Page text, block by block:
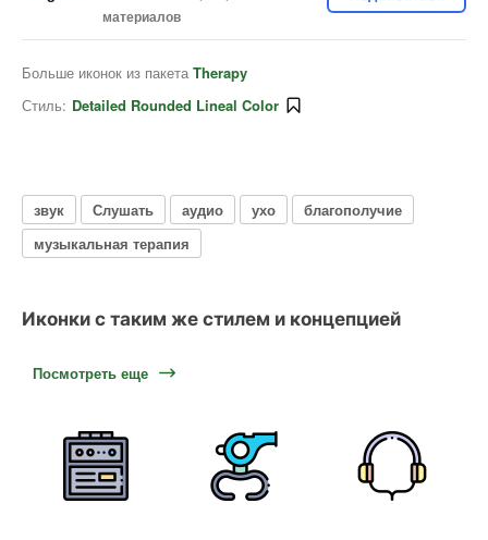
материалов
Больше иконок из пакета Therapy
Стиль: Detailed Rounded Lineal Color
звук Слушать аудио ухо
благополучие
музыкальная терапия
Иконки с таким же стилем и концепцией
Посмотреть еще